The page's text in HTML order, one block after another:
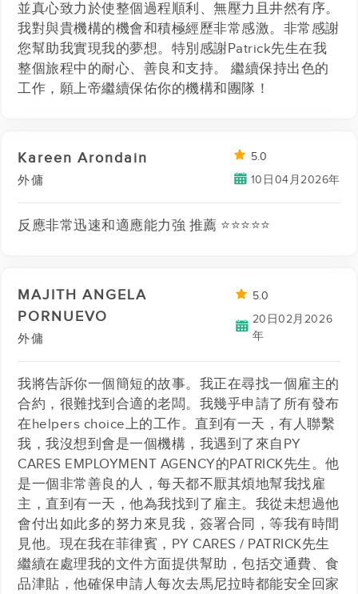
並真心致力於使整個過程順利、無壓力且井然有序。
我對與貴機構的機會和積極經歷非常感激。非常感謝
您幫助我實現我的夢想。特別感謝Patrick先生在我
整個旅程中的耐心、善良和支持。 繼續保持出色的
工作，願上帝繼續保佑你的機構和團隊！
Kareen Arondain
外傭
5.0
10日04月2026年
反應非常迅速和適應能力強 推薦 ⭐️⭐️⭐️⭐️⭐️
MAJITH ANGELA
PORNUEVO
外傭
5.0
20日02月2026
年
我將告訴你一個簡短的故事。我正在尋找一個雇主的
合約，很難找到合適的老闆。我幾乎申請了所有發布
在helpers choice上的工作。直到有一天，有人聯繫
我，我沒想到會是一個機構，我遇到了來自PY
CARES EMPLOYMENT AGENCY的PATRICK先生。他
是一個非常善良的人，每天都不厭其煩地幫我找雇
主，直到有一天，他為我找到了雇主。我從未想過他
會付出如此多的努力來見我，簽署合同，等我有時間
見他。現在我在菲律賓，PY CARES / PATRICK先生
繼續在處理我的文件方面提供幫助，包括交通費、食
品津貼，他確保申請人每次去馬尼拉時都能安全回家